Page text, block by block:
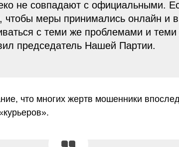
не совпадают с официальными.
чтобы меры принимались онлайн и
с теми же проблемами и
председатель Нашей Партии.
что многих жертв мошенники